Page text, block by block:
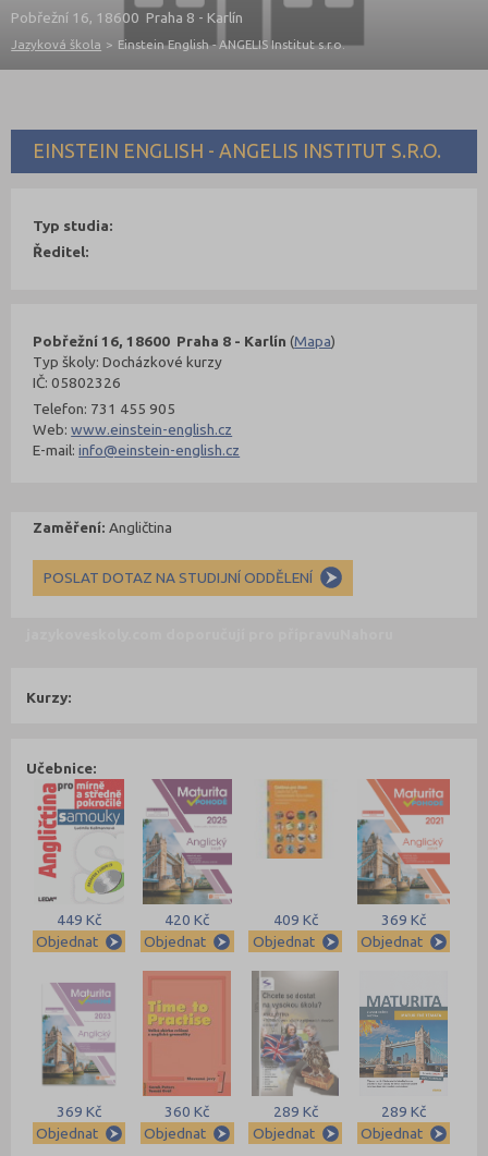
Pobřežní 16, 18600 Praha 8 - Karlín
Jazyková škola > Einstein English - ANGELIS Institut s.r.o.
EINSTEIN ENGLISH - ANGELIS INSTITUT S.R.O.
Pobřežní 16, 18600 Praha 8 - Karlín (Mapa)
Typ školy: Docházkové kurzy
IČ: 05802326
Telefon: 731 455 905
Web:www.einstein-english.cz
E-mail:info@einstein-english.cz
Typ studia:
Ředitel:
Zaměření: Angličtina
POSLAT DOTAZ NA STUDIJNÍ ODDĚLENÍ
Kurzy:
Učebnice:
449 Kč
Objednat
420 Kč
Objednat
409 Kč
Objednat
369 Kč
Objednat
369 Kč
Objednat
360 Kč
Objednat
289 Kč
Objednat
289 Kč
Objednat